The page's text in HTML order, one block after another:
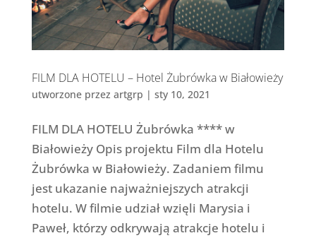
FILM DLA HOTELU – Hotel Żubrówka w Białowieży
utworzone przez artgrp | sty 10, 2021
FILM DLA HOTELU Żubrówka **** w
Białowieży Opis projektu Film dla Hotelu
Żubrówka w Białowieży. Zadaniem filmu
jest ukazanie najważniejszych atrakcji
hotelu. W filmie udział wzięli Marysia i
Paweł, którzy odkrywają atrakcje hotelu i